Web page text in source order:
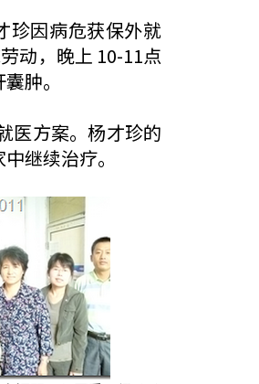
珍因病危获保外就
动，晚上 10-11点
肿。
医方案。杨才珍的
继续治疗。